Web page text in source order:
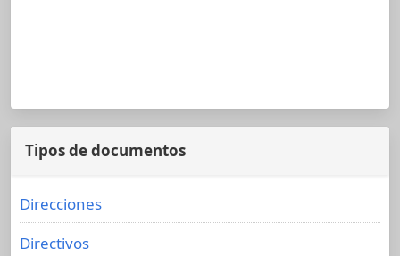
Tipos de documentos
Direcciones
Directivos